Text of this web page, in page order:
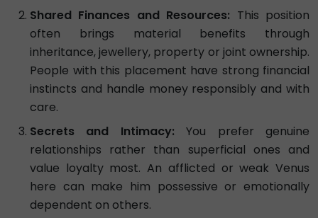
Shared Finances and Resources: This position
often brings material benefits through
inheritance, jewellery, property or joint ownership.
People with this placement have strong financial
instincts and handle money responsibly and with
care.
Secrets and Intimacy: You prefer genuine
relationships rather than superficial ones and
value loyalty most. An afflicted or weak Venus
here can make him possessive or emotionally
dependent on others.